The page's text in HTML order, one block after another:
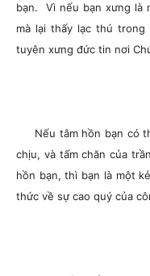
bạn. Vì nếu bạn xưng là
mà lại thấy lạc thú
tuyên xưng đức tin nơi
Nếu tâm hồn bạn có
chịu, và tấm chăn của
hồn bạn, thì bạn là một
thức về sự cao quý của